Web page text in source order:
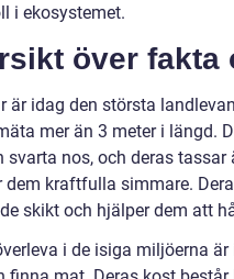
i ekosystemet.
över fakta
är idag den största
mer än 3 meter i längd.
svarta nos, och deras
dem kraftfulla simmare.
skikt och hjälper dem att
i de isiga miljöerna